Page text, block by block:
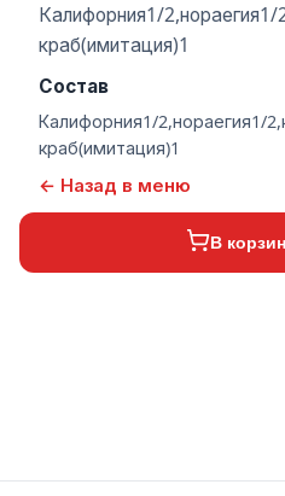
Калифорния1/
краб(имитация)1
Состав
Калифорния1/2,нораегия1/
краб(имитация)1
← Назад в меню
В